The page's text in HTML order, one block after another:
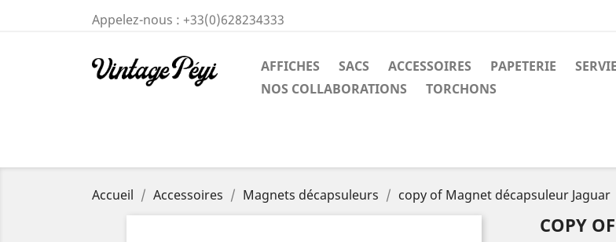
Appelez-nous : +33(0)628234333
AFFICHES SACS ACCESSOIRES PAPETERIE
NOS COLLABORATIONS
TORCHONS
Accueil Accessoires Magnets décapsuleurs copy of Magnet décapsuleur Jaguar
COPY